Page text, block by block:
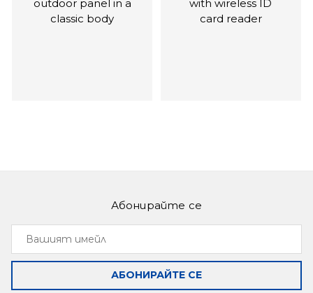
outdoor panel in a
classic body
with wireless ID
card reader
Slinex ML-20HD
Individual outdoor
view angle and
AHD/CVBS
Slinex Uma
Абонирайте се
Вашият
имейл
АБОНИРАЙТЕ СЕ